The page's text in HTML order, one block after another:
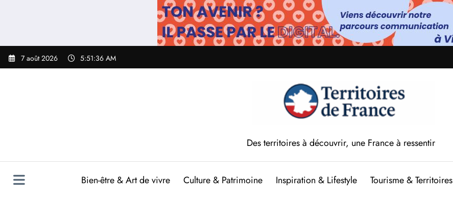
7 août 2026 5:51:37 AM
Des territoires à découvrir, une France à ressentir
Bien-être & Art de vivre Culture & Patrimoine Inspiration & Lifestyle Tourisme & Territoires